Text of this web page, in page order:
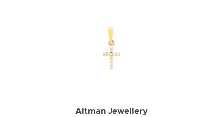
Altman Jewellery